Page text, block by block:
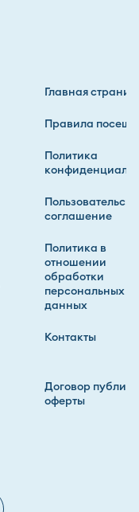
Главная
Правила
Политика
соглашение
Политика в
отношении
обработки
персональных
данных
Контакты
Договор
оферты